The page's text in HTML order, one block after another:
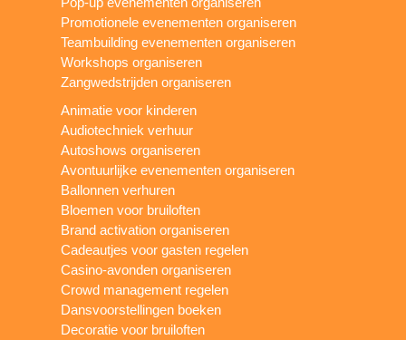
Promotionele evenementen organiseren
Teambuilding evenementen organiseren
Workshops organiseren
Zangwedstrijden organiseren
Animatie voor kinderen
Audiotechniek verhuur
Autoshows organiseren
Avontuurlijke evenementen organiseren
Ballonnen verhuren
Bloemen voor bruiloften
Brand activation organiseren
Cadeautjes voor gasten regelen
Casino-avonden organiseren
Crowd management regelen
Dansvoorstellingen boeken
Decoratie voor bruiloften